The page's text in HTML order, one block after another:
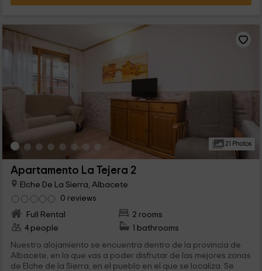
21 Photos
Apartamento La Tejera 2
Elche De La Sierra, Albacete
0 reviews
Full Rental
2 rooms
4 people
1 bathrooms
Nuestro alojamiento se encuentra dentro de la provincia de
Albacete, en la que vas a poder disfrutar de las mejores zonas
de Elche de la Sierra, en el pueblo en el que se localiza. Se